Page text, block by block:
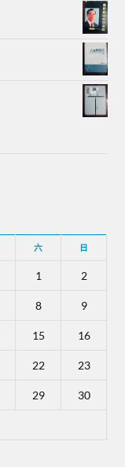
六 日
1 2
8 9
15 16
22 23
29 30